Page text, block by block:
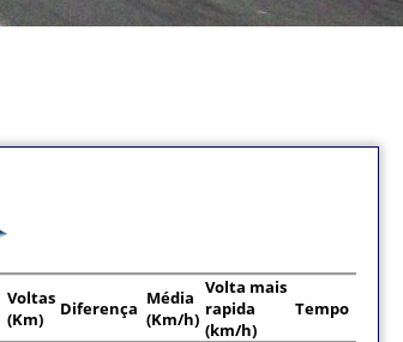
Voltas
(Km)
Diferença Média
(Km/h)
Volta mais
rapida
(km/h)
Tempo